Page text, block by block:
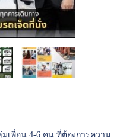
อน 4-6 คน ที่ต้องการความ